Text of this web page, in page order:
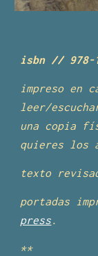
isbn // 978-
impreso en
leer/
una copia
quieres los
texto
portadas
press.
**